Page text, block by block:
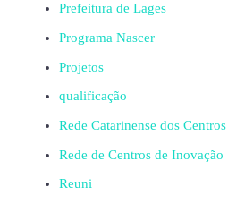
Prefeitura de Lages
Programa Nascer
Projetos
qualificação
Rede Catarinense dos
Rede de Centros de Inovação
Reuni